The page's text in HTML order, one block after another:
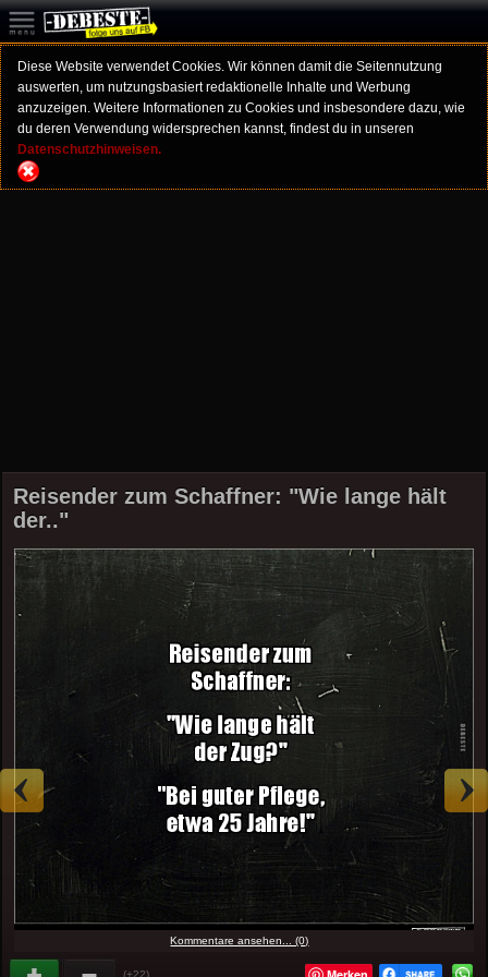
Diese Website verwendet Cookies. Wir können damit die Seitennutzung
auswerten, um nutzungsbasiert redaktionelle Inhalte und Werbung
anzuzeigen. Weitere Informationen zu Cookies und insbesondere dazu, wie
du deren Verwendung widersprechen kannst, findest du in unseren
Datenschutzhinweisen.
Reisender zum Schaffner: "Wie lange hält
der.."
Kommentare ansehen... (0)
(+22)